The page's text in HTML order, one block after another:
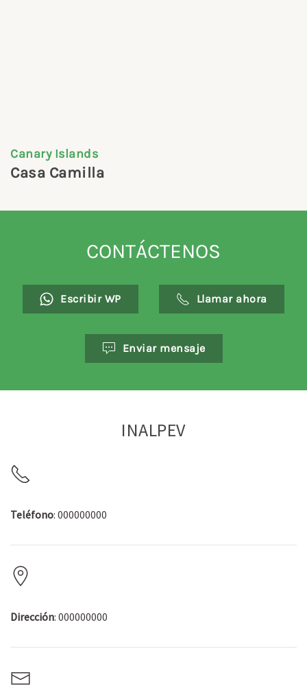
Canary Islands
Casa Camilla
CONTÁCTENOS
Escribir WP Llamar ahora
Enviar mensaje
INALPEV
Teléfono: 000000000
Dirección: 000000000